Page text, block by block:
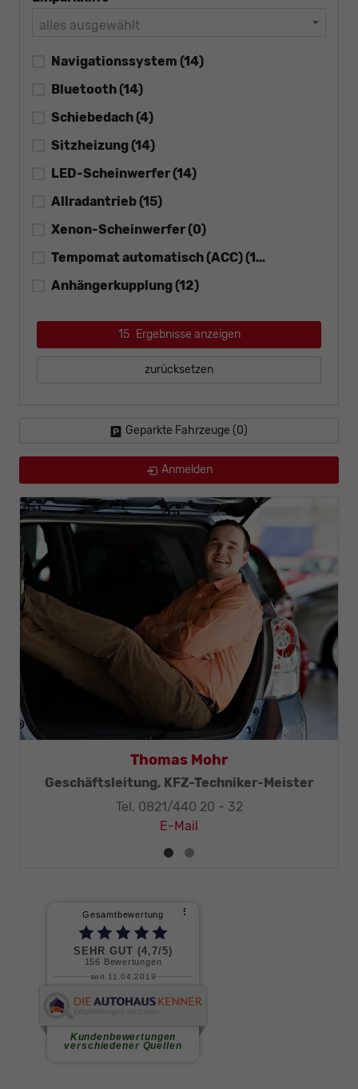
alles ausgewählt
Navigationssystem (14)
Bluetooth(14)
Schiebedach(4)
Sitzheizung(14)
LED-Scheinwerfer(14)
Allradantrieb(15)
Xenon-Scheinwerfer(0)
Tempomat automatisch (ACC)(14)
Anhängerkupplung(12)
15 Ergebnisse anzeigen
zurücksetzen
Geparkte Fahrzeuge (0)
Anmelden
Thomas Mohr
Geschäftsleitung, KFZ-Techniker-Meister
Tel. 0821/440 20 - 32
E-Mail